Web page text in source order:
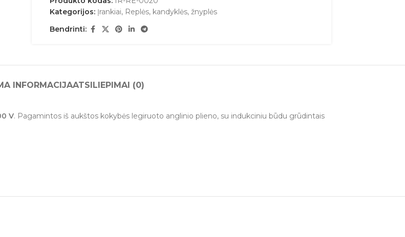
Kategorijos: Įrankiai, Replės, kandyklės, žnyplės
Bendrinti:
INFORMACIJAATSILIEPIMAI (0)
V. Pagamintos iš aukštos kokybės legiruoto anglinio plieno, su indukciniu būdu grūdintais